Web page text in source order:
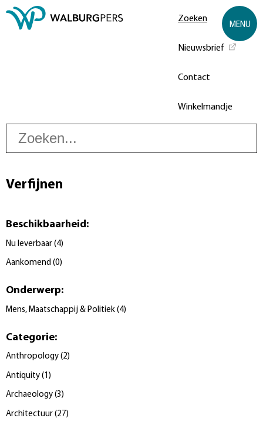
Zoeken
Nieuwsbrief
Contact
Winkelmandje
MENU
Verfijnen
Beschikbaarheid:
Nu leverbaar (4)
Aankomend (0)
Onderwerp:
Mens, Maatschappij & Politiek (4)
Categorie:
Anthropology (2)
Antiquity (1 )
Archaeology (3)
Architectuur (27)